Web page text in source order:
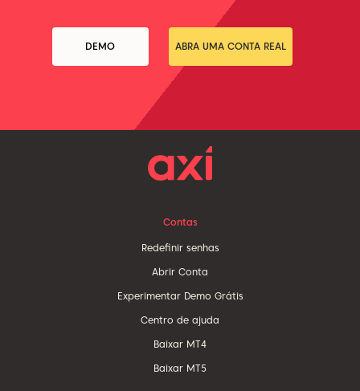
DEMO ABRA UMA CONTA REAL
Contas
Redefinir senhas
Abrir Conta
Experimentar Demo Grátis
Centro de ajuda
Baixar MT4
Baixar MT5